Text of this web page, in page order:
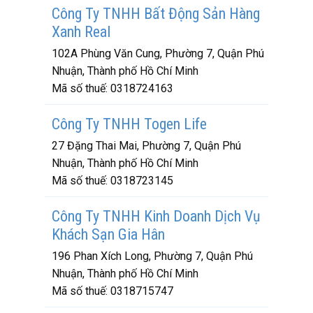
Công Ty TNHH Bất Động Sản Hàng
Xanh Real
102A Phùng Văn Cung, Phường 7, Quận Phú
Nhuận, Thành phố Hồ Chí Minh
Mã số thuế: 0318724163
Công Ty TNHH Togen Life
27 Đặng Thai Mai, Phường 7, Quận Phú
Nhuận, Thành phố Hồ Chí Minh
Mã số thuế: 0318723145
Công Ty TNHH Kinh Doanh Dịch Vụ
Khách Sạn Gia Hân
196 Phan Xích Long, Phường 7, Quận Phú
Nhuận, Thành phố Hồ Chí Minh
Mã số thuế: 0318715747